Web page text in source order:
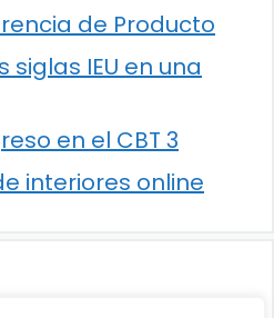
de Producto
siglas IEU en una
en el CBT 3
interiores online